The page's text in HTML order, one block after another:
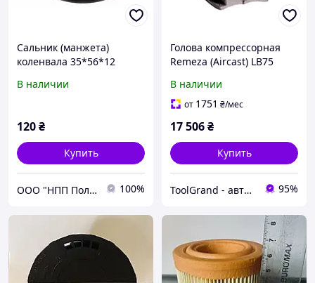
Сальник (манжета)
коленвала 35*56*12
LB50, LB75, ЛБ50, ЛБ75
В наличии
120₴
Купить
ООО "НПП Полэнергокомплекс" 100%
Голова компрессорная
Remeza (Aircast) LB75
В наличии
от 1751 ₴/мес
17 506₴
Купить
ToolGrand - автосервисное оборудование и инструмент 95%